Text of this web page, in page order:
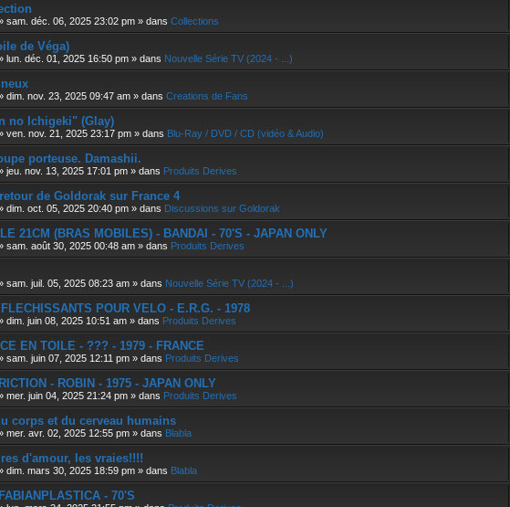
sam. déc. 06, 2025 23:02 pm » dans Collections
de Véga)
lun. déc. 01, 2025 16:50 pm » dans Nouvelle Série TV (2024 - ...)
dim. nov. 23, 2025 09:47 am » dans Creations de Fans
no Ichigeki" (Glay)
ven. nov. 21, 2025 23:17 pm » dans Blu-Ray / DVD / CD (vidéo & Audio)
porteuse. Damashii.
jeu. nov. 13, 2025 17:01 pm » dans Produits Derives
de Goldorak sur France 4
dim. oct. 05, 2025 20:40 pm » dans Discussions sur Goldorak
21CM (BRAS MOBILES) - BANDAI - 70'S - JAPAN ONLY
sam. août 30, 2025 00:48 am » dans Produits Derives
sam. juil. 05, 2025 08:23 am » dans Nouvelle Série TV (2024 - ...)
POUR VELO - E.R.G. - 1978
dim. juin 08, 2025 10:51 am » dans Produits Derives
EN TOILE - ??? - 1979 - FRANCE
sam. juin 07, 2025 12:11 pm » dans Produits Derives
- ROBIN - 1975 - JAPAN ONLY
mer. juin 04, 2025 21:24 pm » dans Produits Derives
corps et du cerveau humains
mer. avr. 02, 2025 12:55 pm » dans Blabla
d'amour, les vraies!!!!
dim. mars 30, 2025 18:59 pm » dans Blabla
- 70'S